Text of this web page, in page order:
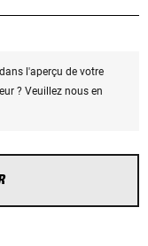
l'aperçu de votre
? Veuillez nous en